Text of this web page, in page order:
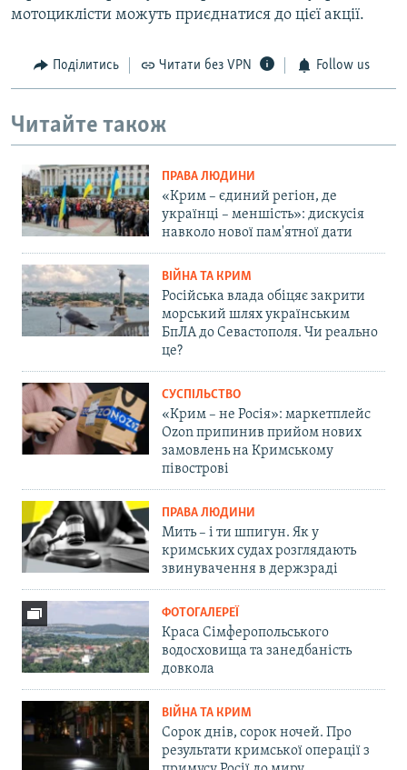
мотоциклісти можуть приєднатися до цієї акції.
Поділитись Читати без VPN Follow us
Читайте також
ПРАВА ЛЮДИНИ
«Крим – єдиний регіон, де
українці – меншість»: дискусія
навколо нової пам'ятної дати
ВІЙНА ТА КРИМ
Російська влада обіцяє закрити
морський шлях українським
БпЛА до Севастополя. Чи реально
це?
СУСПІЛЬСТВО
«Крим – не Росія»: маркетплейс
Ozon припинив прийом нових
замовлень на Кримському
півострові
ПРАВА ЛЮДИНИ
Мить – і ти шпигун. Як у
кримських судах розглядають
звинувачення в держзраді
ФОТОГАЛЕРЕЇ
Краса Сімферопольського
водосховища та занедбаність
довкола
ВІЙНА ТА КРИМ
Сорок днів, сорок ночей. Про
результати кримської операції з